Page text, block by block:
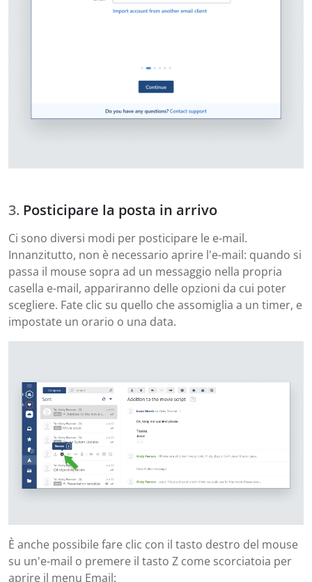
Posticipare la posta in arrivo
Ci sono diversi modi per posticipare le e-mail.
Innanzitutto, non è necessario aprire l'e-mail: quando si
passa il mouse sopra ad un messaggio nella propria
casella e-mail, appariranno delle opzioni da cui poter
scegliere. Fate clic su quello che assomiglia a un timer, e
impostate un orario o una data.
È anche possibile fare clic con il tasto destro del mouse
su un'e-mail o premere il tasto Z come scorciatoia per
aprire il menu Email: